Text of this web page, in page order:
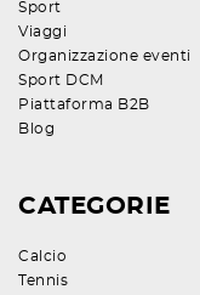
Sport
Viaggi
Organizzazione eventi
Sport DCM
Piattaforma B2B
Blog
CATEGORIE
Calcio
Tennis